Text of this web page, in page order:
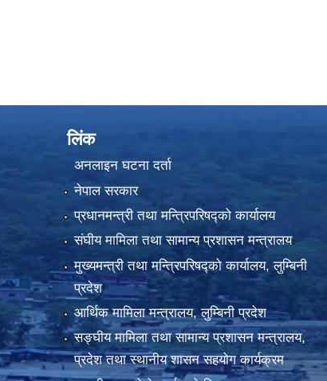
लिंक
अनलाइन घटना दर्ता
नेपाल सरकार
प्रधानमन्त्री तथा मन्त्रिपरिषद्को कार्यालय
संघीय मामिला तथा सामान्य प्रशासन मन्त्रालय
मुख्यमन्त्री तथा मन्त्रिपरिषद्को कार्यालय, लुम्बिनी
प्रदेश
आर्थिक मामिला मन्त्रालय, लुम्बिनी प्रदेश
सङ्घीय मामिला तथा सामान्य प्रशासन मन्त्रालय,
प्रदेश तथा स्थानीय शासन सहयोग कार्यक्रम